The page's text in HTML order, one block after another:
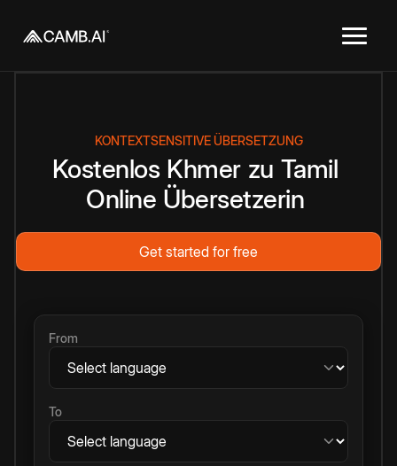
KONTEXTSENSITIVE ÜBERSETZUNG
Kostenlos Khmer zu Tamil
Online Übersetzerin
Get started for free
From
To